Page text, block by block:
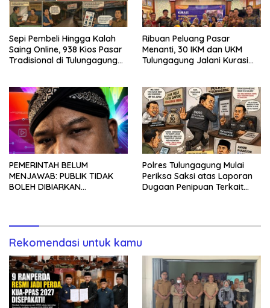
Sepi Pembeli Hingga Kalah
Saing Online, 938 Kios Pasar
Tradisional di Tulungagung
Ribuan Peluang Pasar
Menanti, 30 IKM dan UKM
Tulungagung Jalani Kurasi
PEMERINTAH BELUM
MENJAWAB: PUBLIK TIDAK
BOLEH DIBIARKAN
Polres Tulungagung Mulai
Periksa Saksi atas Laporan
Dugaan Penipuan Terkait
Rekomendasi untuk kamu